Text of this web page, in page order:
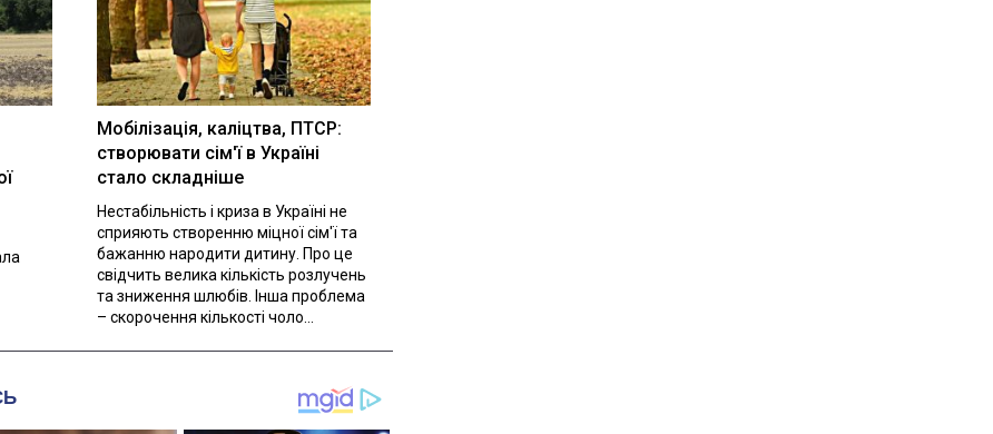
Мобілізація, каліцтва, ПТСР:
створювати сім'ї в Україні
стало складніше
Нестабільність і криза в Україні не
сприяють створенню міцної сім'ї та
бажанню народити дитину. Про це
свідчить велика кількість розлучень
та зниження шлюбів. Інша проблема
– скорочення кількості чоло...